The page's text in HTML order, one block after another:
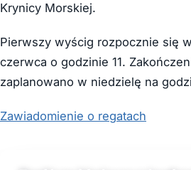
Krynicy Morskiej.
Pierwszy wyścig rozpocznie się
czerwca o godzinie 11.
zaplanowano w niedzielę na
Zawiadomienie o regatach